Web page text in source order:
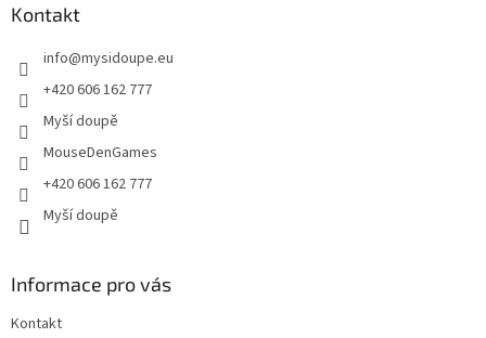
Kontakt
info@mysidoupe.eu
+420 606 162 777
Myší doupě
MouseDenGames
+420 606 162 777
Myší doupě
Informace pro vás
Kontakt